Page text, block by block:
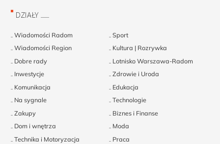
DZIAŁY
Wiadomości Radom
Sport
Wiadomości Region
Kultura | Rozrywka
Dobre rady
Lotnisko Warszawa-Radom
Inwestycje
Zdrowie i Uroda
Komunikacja
Edukacja
Na sygnale
Technologie
Zakupy
Biznes i Finanse
Dom i wnętrza
Moda
Technika i Motoryzacja
Praca